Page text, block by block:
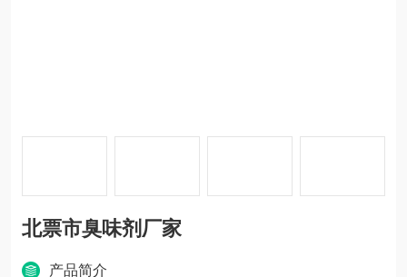
北票市臭味剂厂家
产品简介